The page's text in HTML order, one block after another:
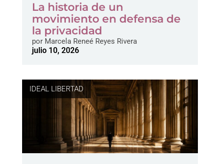
La historia de un
movimiento en defensa de
la privacidad
porMarcela Reneé Reyes Rivera
julio 10, 2026
IDEAL LIBERTAD